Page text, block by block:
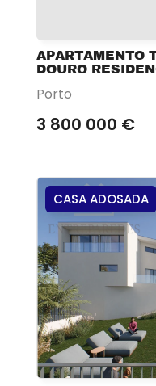
APARTAMENTO
DOURO
Porto
3 800 000 €
CASA ADOSADA